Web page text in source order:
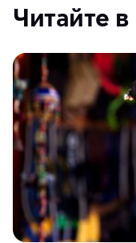
Читайте